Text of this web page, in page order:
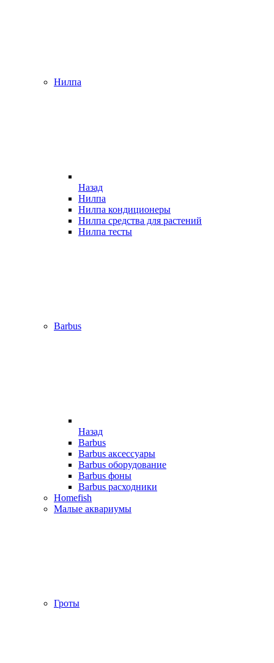
Нилпа
Назад
Нилпа
Нилпа кондиционеры
Нилпа средства для растений
Нилпа тесты
Barbus
Назад
Barbus
Barbus аксессуары
Barbus оборудование
Barbus фоны
Barbus расходники
Homefish
Малые аквариумы
Гроты